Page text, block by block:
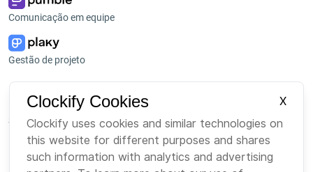
Comunicação em equipe
Gestão de projeto
Plataforma
Suite
Pacote
Sobre Nós
Carreiras
Clockify Cookies
X
Clockify uses cookies and similar technologies on
this website for different purposes and shares
such information with analytics and advertising